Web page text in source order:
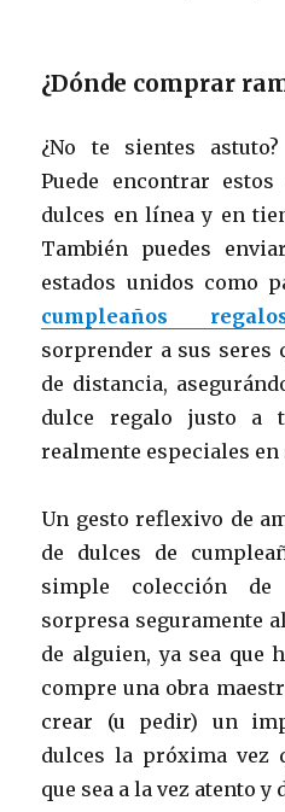
¿Dónde comprar
¿No te sientes
Puede encontrar
dulces en línea y en
También puedes
estados unidos como
cumpleaños
sorprender a sus seres
de distancia,
dulce regalo justo a
realmente especiales en
Un gesto reflexivo de
de dulces de
simple colección de
sorpresa seguramente
de alguien, ya sea que
compre una obra
crear (u pedir) un
dulces la próxima vez
que sea a la vez atento y